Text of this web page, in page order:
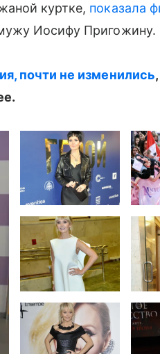
куртке, показала
Иосифу Пригожину.
почти не изменились